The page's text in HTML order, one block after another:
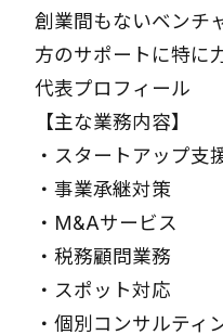
創業間もないベンチ
方のサポートに特に
代表プロフィール
【主な業務内容】
・ スタートアップ支
・ 事業承継対策
・ M&Aサービス
・ 税務顧問業務
・ スポット対応
・ 個別コンサルティ